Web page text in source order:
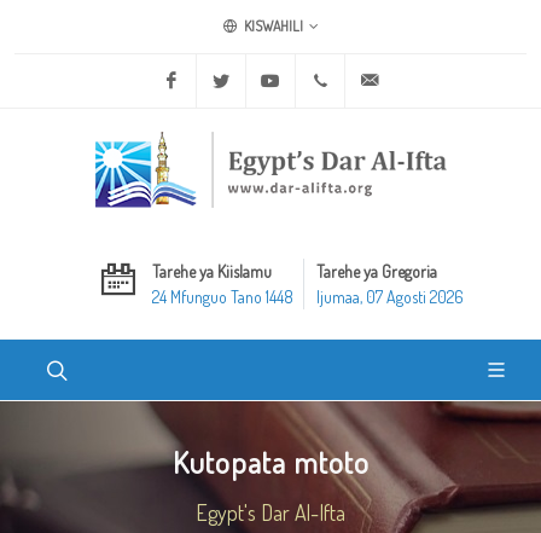
KISWAHILI
Facebook Twitter Youtube +20 2 25970400
Tarehe ya Kiislamu
24 Mfunguo Tano 1448
Tarehe ya Gregoria
Ijumaa, 07 Agosti 2026
Kutopata mtoto
Egypt's Dar Al-Ifta